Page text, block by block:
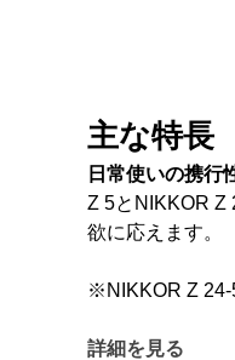
主な特長
日常使いの携
Z 5とNIKKOR Z
欲に応えます。
※NIKKOR Z 24-
詳細を見る